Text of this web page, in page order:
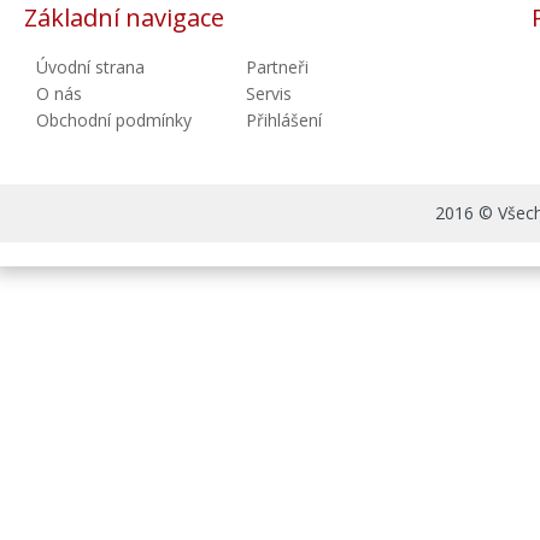
Základní navigace
Úvodní strana
O nás
Obchodní podmínky
Partneři
Servis
Přihlášení
2016 ©